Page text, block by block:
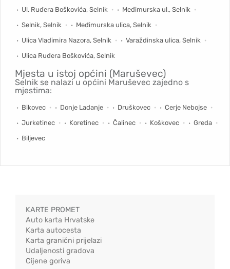
Ul. Ruđera Boškovića, Selnik
Međimurska ul., Selnik
Selnik, Selnik
Međimurska ulica, Selnik
Ulica Vladimira Nazora, Selnik
Varaždinska ulica, Selnik
Ulica Ruđera Boškovića, Selnik
Mjesta u istoj općini (Maruševec)
Selnik se nalazi u općini Maruševec zajedno s
mjestima:
Bikovec Donje Ladanje Druškovec
Cerje Nebojse
Jurketinec
Koretinec Čalinec Koškovec
Greda
Biljevec
KARTE PROMET
Auto karta Hrvatske
Karta autocesta
Karta granični prijelazi
Udaljenosti gradova
Cijene goriva